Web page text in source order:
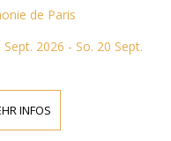
de Paris
Sept. 2026 - So. 20 Sept.
INFOS